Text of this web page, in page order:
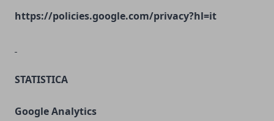
https://policies.google.com/privacy?hl=it
STATISTICA
Google Analytics